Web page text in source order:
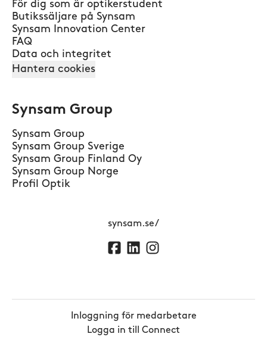
För dig som är optikerstudent
Butikssäljare på Synsam
Synsam Innovation Center
FAQ
Data och integritet
Hantera cookies
Synsam Group
Synsam Group
Synsam Group Sverige
Synsam Group Finland Oy
Synsam Group Norge
Profil Optik
synsam.se/
Inloggning för medarbetare
Logga in till Connect